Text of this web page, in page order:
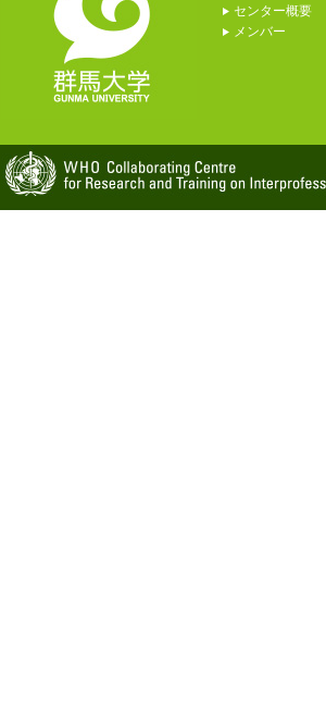
センター概要
メンバー